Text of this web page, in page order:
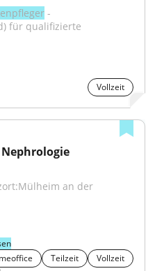
-
für qualifizierte
Vollzeit
an der
Teilzeit
Vollzeit